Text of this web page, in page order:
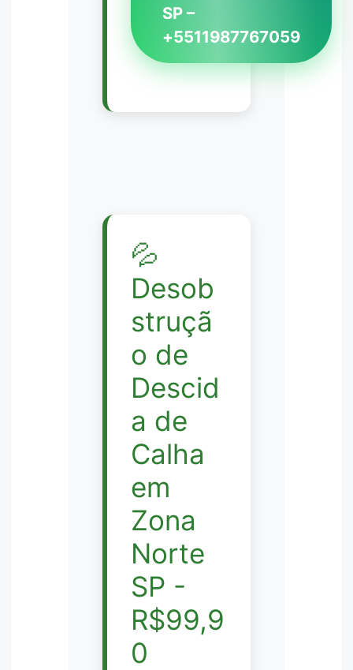
SP –
+5511987767059
💦
Desob
struçã
o de
Descid
a de
Calha
em
Zona
Norte
SP -
R$99,9
0